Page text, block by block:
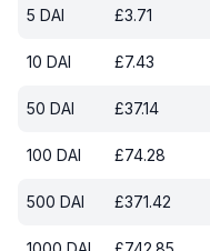
5 DAI £3.71
10 DAI £7.43
50 DAI £37.14
100 DAI £74.28
500 DAI £371.42